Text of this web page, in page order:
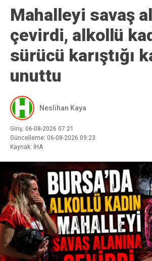
Mahalleyi savaş
çevirdi, alkollü
sürücü karıştığı
unuttu
Neslihan Kaya
Giriş: 06-08-2026 07:21
Güncelleme: 06-08-2026 09:23
Kaynak: İHA